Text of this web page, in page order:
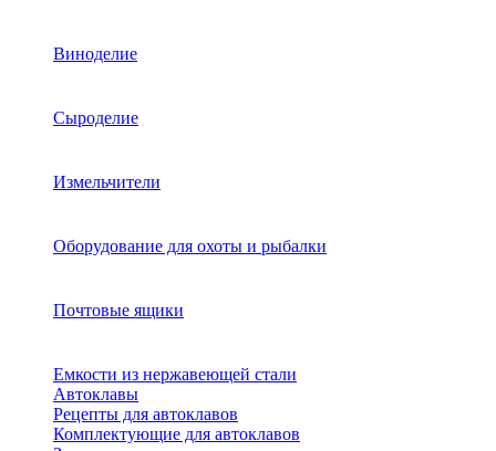
Виноделие
Сыроделие
Измельчители
Оборудование для охоты и рыбалки
Почтовые ящики
Емкости из нержавеющей стали
Автоклавы
Рецепты для автоклавов
Комплектующие для автоклавов